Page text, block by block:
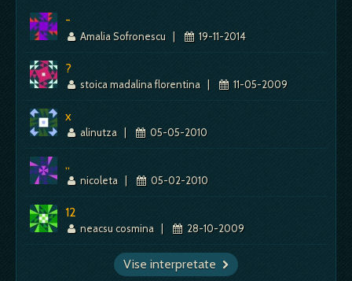
vezi…
Mai mult despre acest simbol: Dictionar de vise ~ Orga
-
Amalia Sofronescu | 19-11-2014
?
stoica madalina florentina | 11-05-2009
x
alinutza | 05-05-2010
,,
nicoleta | 05-02-2010
12
neacsu cosmina | 28-10-2009
Vise interpretate